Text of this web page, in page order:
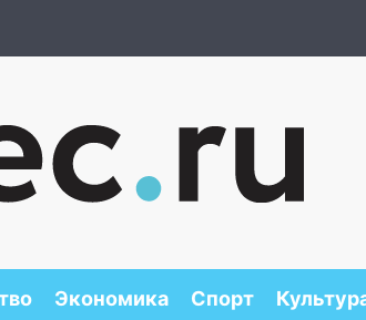
Экономика Спорт